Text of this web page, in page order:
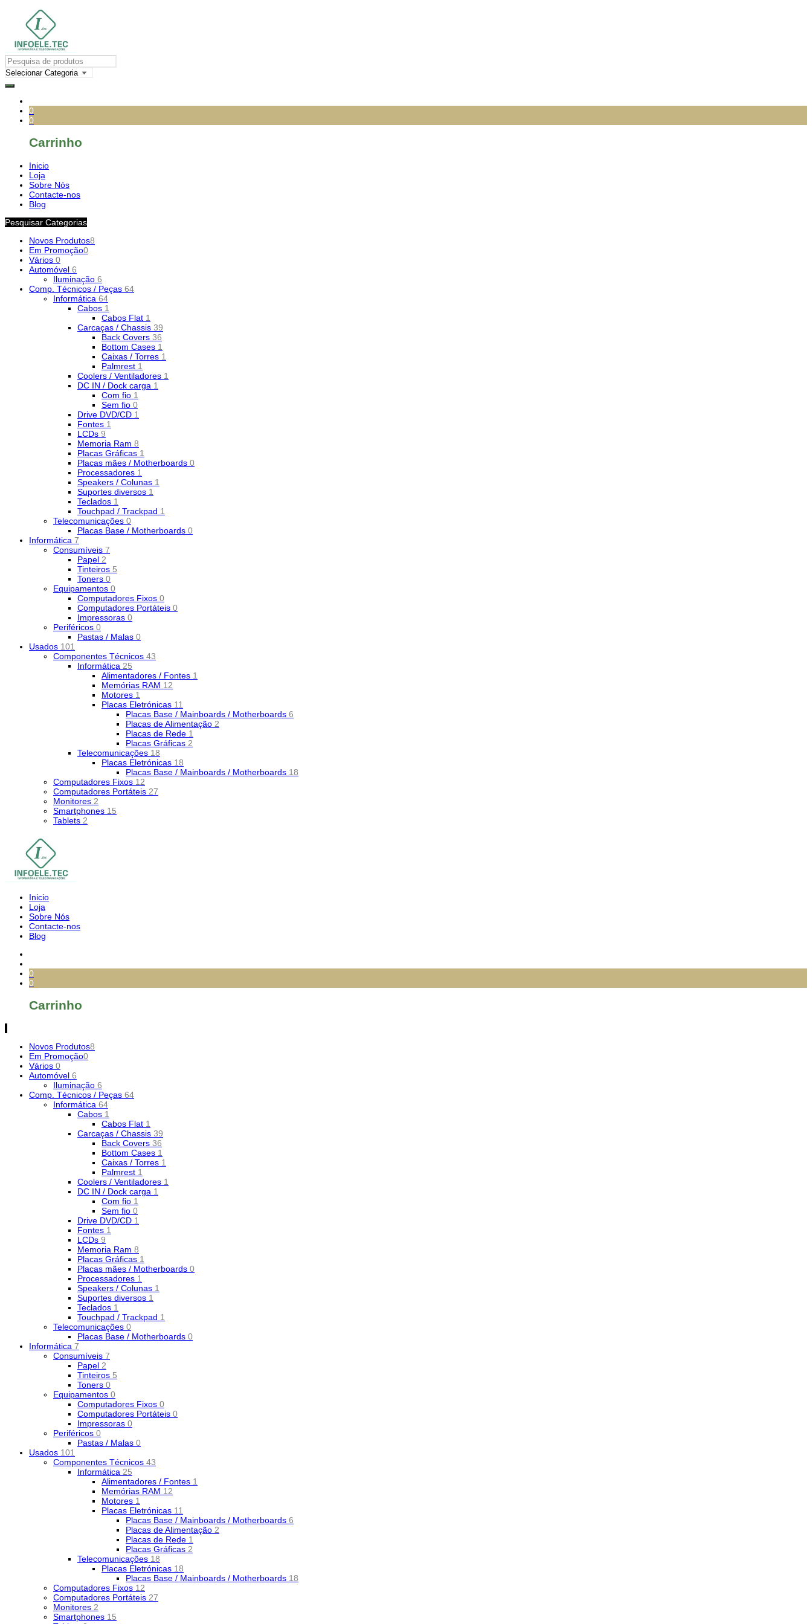
0
0
Carrinho
Inicio
Loja
Sobre Nós
Contacte-nos
Blog
Pesquisar Categorias
Novos Produtos8
Em Promoção0
Vários 0
Automóvel 6
Iluminação 6
Comp. Técnicos / Peças 64
Informática 64
Cabos 1
Cabos Flat 1
Carcaças / Chassis 39
Back Covers 36
Bottom Cases 1
Caixas / Torres 1
Palmrest 1
Coolers / Ventiladores 1
DC IN / Dock carga 1
Com fio 1
Sem fio 0
Drive DVD/CD 1
Fontes 1
LCDs 9
Memoria Ram 8
Placas Gráficas 1
Placas mães / Motherboards 0
Processadores 1
Speakers / Colunas 1
Suportes diversos 1
Teclados 1
Touchpad / Trackpad 1
Telecomunicações 0
Placas Base / Motherboards 0
Informática 7
Consumíveis 7
Papel 2
Tinteiros 5
Toners 0
Equipamentos 0
Computadores Fixos 0
Computadores Portáteis 0
Impressoras 0
Periféricos 0
Pastas / Malas 0
Usados 101
Componentes Técnicos 43
Informática 25
Alimentadores / Fontes 1
Memórias RAM 12
Motores 1
Placas Eletrónicas 11
Placas Base / Mainboards / Motherboards 6
Placas de Alimentação 2
Placas de Rede 1
Placas Gráficas 2
Telecomunicações 18
Placas Eletrónicas 18
Placas Base / Mainboards / Motherboards 18
Computadores Fixos 12
Computadores Portáteis 27
Monitores 2
Smartphones 15
Tablets 2
Inicio
Loja
Sobre Nós
Contacte-nos
Blog
0
0
Carrinho
Novos Produtos8
Em Promoção0
Vários 0
Automóvel 6
Iluminação 6
Comp. Técnicos / Peças 64
Informática 64
Cabos 1
Cabos Flat 1
Carcaças / Chassis 39
Back Covers 36
Bottom Cases 1
Caixas / Torres 1
Palmrest 1
Coolers / Ventiladores 1
DC IN / Dock carga 1
Com fio 1
Sem fio 0
Drive DVD/CD 1
Fontes 1
LCDs 9
Memoria Ram 8
Placas Gráficas 1
Placas mães / Motherboards 0
Processadores 1
Speakers / Colunas 1
Suportes diversos 1
Teclados 1
Touchpad / Trackpad 1
Telecomunicações 0
Placas Base / Motherboards 0
Informática 7
Consumíveis 7
Papel 2
Tinteiros 5
Toners 0
Equipamentos 0
Computadores Fixos 0
Computadores Portáteis 0
Impressoras 0
Periféricos 0
Pastas / Malas 0
Usados 101
Componentes Técnicos 43
Informática 25
Alimentadores / Fontes 1
Memórias RAM 12
Motores 1
Placas Eletrónicas 11
Placas Base / Mainboards / Motherboards 6
Placas de Alimentação 2
Placas de Rede 1
Placas Gráficas 2
Telecomunicações 18
Placas Eletrónicas 18
Placas Base / Mainboards / Motherboards 18
Computadores Fixos 12
Computadores Portáteis 27
Monitores 2
Smartphones 15